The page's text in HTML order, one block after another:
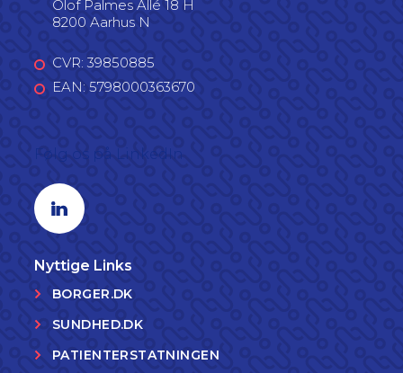
Olof Palmes Allé 18 H
8200 Aarhus N
CVR: 39850885
EAN: 5798000363670
Linkedin profil
Nyttige Links
BORGER.DK
SUNDHED.DK
PATIENTERSTATNINGEN